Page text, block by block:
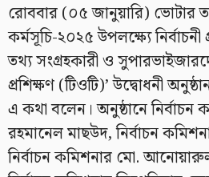
রোববার (০৫ জানুয়ারি) ভোটার
কর্মসূচি-২০২৫ উপলক্ষ্যে নির্বাচনী
তথ্য সংগ্রহকারী ও
প্রশিক্ষণ (টিওটি)’ উদ্বোধনী
এ কথা বলেন। অনুষ্ঠানে নির্বাচন
রহমানেল মাছউদ, নির্বাচন
নির্বাচন কমিশনার মো.